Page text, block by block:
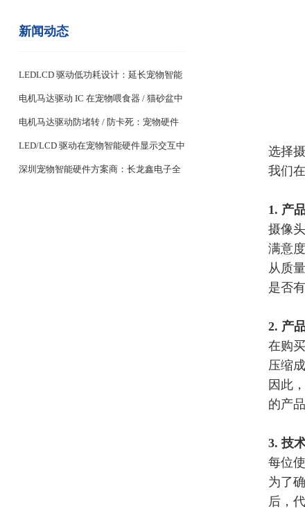
新闻动态
LEDLCD 驱动低功耗设计：延长宠物智能
设备续航关键
电机马达驱动 IC 在宠物喂食器 / 猫砂盆中
的稳定控制设计
电机马达驱动防堵转 / 防卡死：宠物硬件
耐用性核心
LED/LCD 驱动在宠物智能硬件显示交互中
的应用
深圳宠物智能硬件方案商：长龙鑫电子全
选择
我们
1. 产
摄像
满意度
从质
是否
2. 产
在购
压缩
因此
的产
3. 技
每位
为了
后，